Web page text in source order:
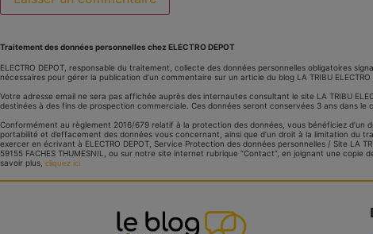
Traitement des données personnelles chez ELECTRO DEPOT
ELECTRO DEPOT, responsable du traitement, collecte des données personnelles obligatoires
nécessaires pour gérer la publication d’un commentaire sur un article du blog LA TRIBU ELECTRO
Votre adresse email ne sera pas affichée auprès des internautes consultant le site LA TRIBU
destinées à des fins de prospection commerciale. Ces données seront conservées 3 ans dans le
Conformément au règlement 2016/679 relatif à la protection des données, vous bénéficiez d’un
portabilité et d’effacement des données vous concernant, ainsi que d’un droit à la limitation du
exercer en écrivant à ELECTRO DEPOT, Service Protection des données personnelles / Site LA
59155 FACHES THUMESNIL, ou sur notre site internet rubrique “Contact”, en joignant une copie
savoir plus, cliquez ici